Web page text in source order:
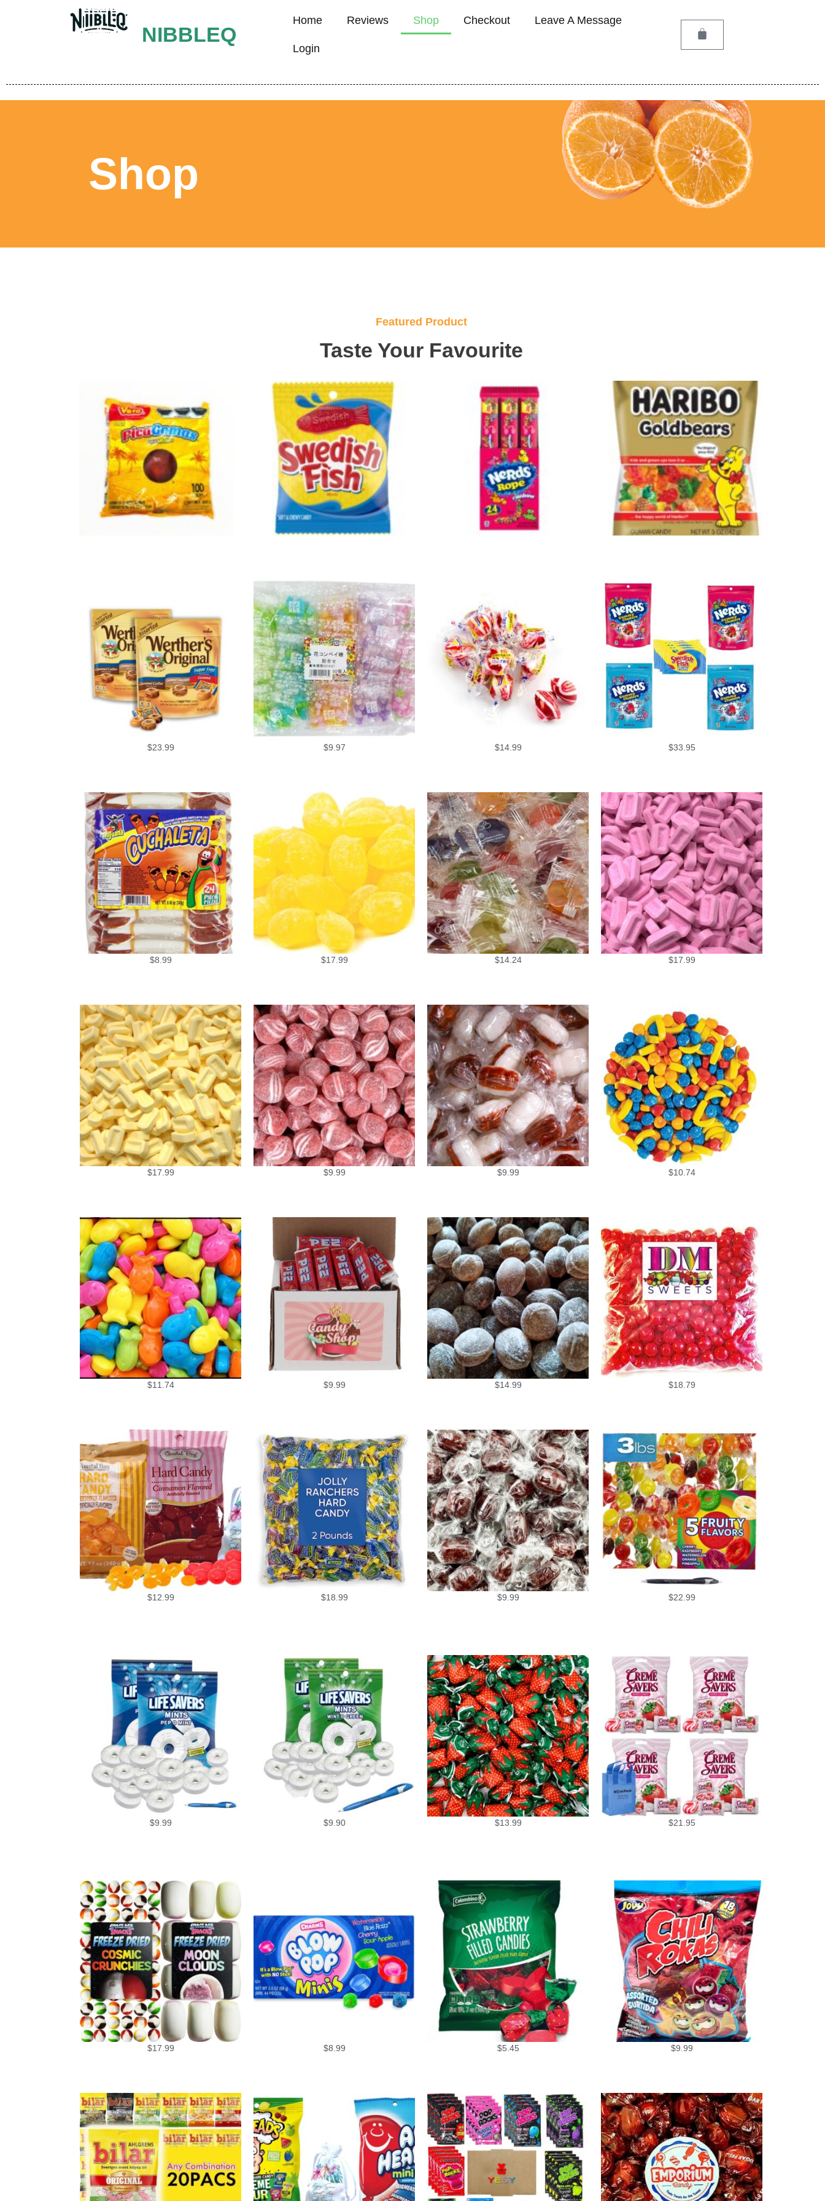
NIBBLEQ
Home Reviews Shop Checkout Leave A Message
Login
Shop
Featured Product
Taste Your Favourite
$23.99 $9.97 $14.99 $33.95
$8.99 $17.99 $14.24 $17.99
$17.99 $9.99 $9.99 $10.74
$11.74 $9.99 $14.99 $18.79
$12.99 $18.99 $9.99 $22.99
$9.99 $9.90 $13.99 $21.95
$17.99 $8.99 $5.45 $9.99